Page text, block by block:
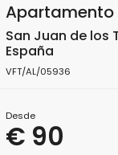
San Juan de los
España
VFT/AL/05936
Desde
€ 90